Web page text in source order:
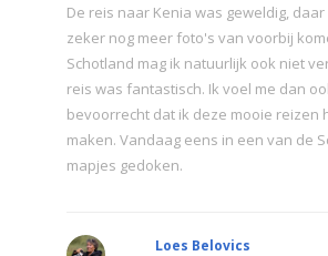
De reis naar Kenia was geweldig,
zeker nog meer foto's van voorbij
Schotland mag ik natuurlijk ook niet
reis was fantastisch. Ik voel me dan
bevoorrecht dat ik deze mooie reizen
maken. Vandaag eens in een van de
mapjes gedoken.
Loes Belovics